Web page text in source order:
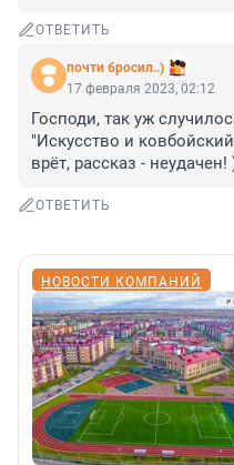
ОТВЕТИТЬ
почти бросил..)
17 февраля 2023, 02:12
Господи, так уж
"Искусство и
врёт, рассказ -
ОТВЕТИТЬ
НОВОСТИ КОМПАНИЙ